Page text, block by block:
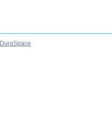
DuraSpace